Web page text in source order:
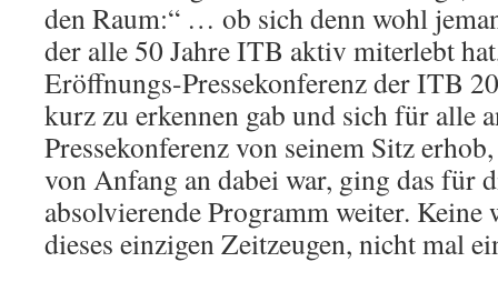
den Raum:“ … ob sich denn wohl
der alle 50 Jahre ITB aktiv miterlebt
Eröffnungs-Pressekonferenz der ITB
kurz zu erkennen gab und sich für alle
Pressekonferenz von seinem Sitz
von Anfang an dabei war, ging das für
absolvierende Programm weiter.
dieses einzigen Zeitzeugen, nicht mal